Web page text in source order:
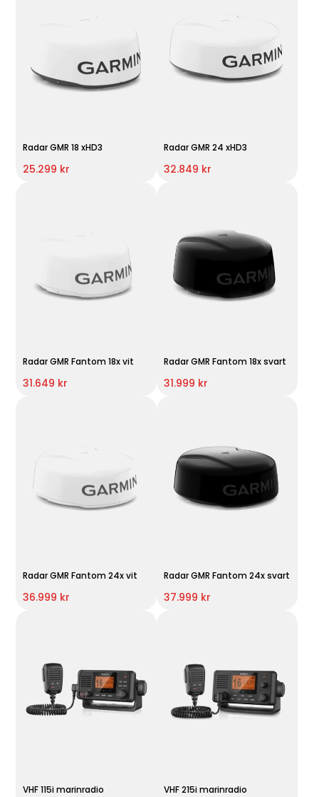
Radar GMR 18 xHD3
25.299 kr
Radar GMR 24 xHD3
32.849 kr
Radar GMR Fantom 18x vit
31.649 kr
Radar GMR Fantom 18x svart
31.999 kr
Radar GMR Fantom 24x vit
36.999 kr
Radar GMR Fantom 24x svart
37.999 kr
VHF 115i marinradio VHF 215i marinradio